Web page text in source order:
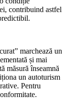
contribuind astfel
marchează un
și mai
măsură înseamnă
un autoturism
Pentru